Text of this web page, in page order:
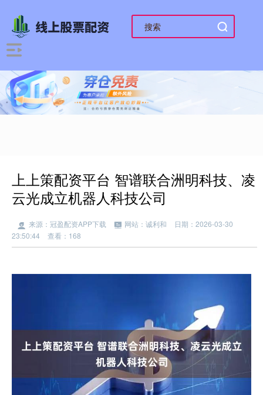
上上策配资平台 智谱联合洲明科技、凌
云光成立机器人科技公司
来源：冠盈配资APP下载 网站：诚利和
日期：2026-03-30
23:50:44
查看：168